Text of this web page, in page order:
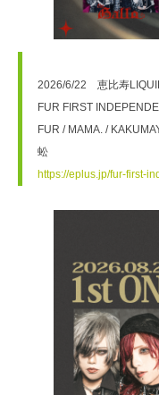
2026/6/22　恵比寿
FUR FIRST
FUR / MAMA. /
蚣
https://eplus.jp/fur-first-